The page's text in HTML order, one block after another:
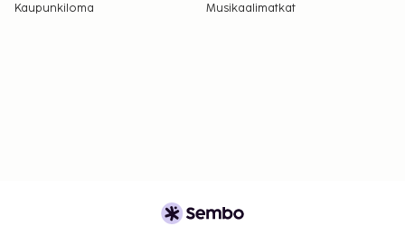
Kaupunkiloma
Musikaalimatkat